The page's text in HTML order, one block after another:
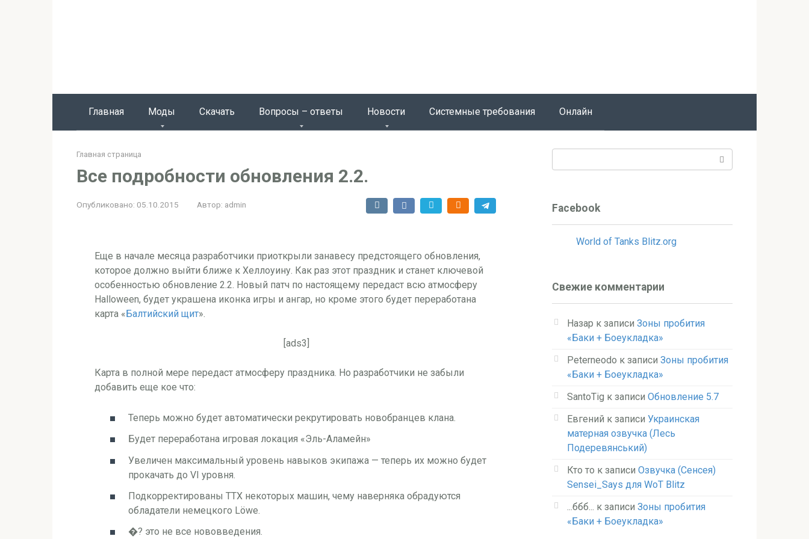
Главная Моды Скачать Вопросы – ответы Новости Системные требования Онлайн
Главная страница
Все подробности обновления 2.2.
Опубликовано: 05.10.2015 Автор: admin
Еще в начале месяца разработчики приоткрыли занавесу предстоящего обновления,
которое должно выйти ближе к Хеллоуину. Как раз этот праздник и станет ключевой
особенностью обновление 2.2. Новый патч по настоящему передаст всю атмосферу
Halloween, будет украшена иконка игры и ангар, но кроме этого будет переработана
карта «Балтийский щит».
[ads3]
Карта в полной мере передаст атмосферу праздника. Но разработчики не забыли
добавить еще кое что:
Теперь можно будет автоматически рекрутировать новобранцев клана.
Будет переработана игровая локация «Эль-Аламейн»
Увеличен максимальный уровень навыков экипажа — теперь их можно будет
прокачать до VI уровня.
Подкорректированы ТТХ некоторых машин, чему наверняка обрадуются
обладатели немецкого Löwe.
�? это не все нововведения.
Facebook
World of Tanks Blitz.org
Свежие комментарии
Назар к записи Зоны пробития
«Баки + Боеукладка»
Peterneodo к записи Зоны пробития
«Баки + Боеукладка»
SantoTig к записи Обновление 5.7
Евгений к записи Украинская
матерная озвучка (Лесь
Подеревянський)
Кто то к записи Озвучка (Сенсея)
Sensei_Says для WoT Blitz
...ббб... к записи Зоны пробития
«Баки + Боеукладка»